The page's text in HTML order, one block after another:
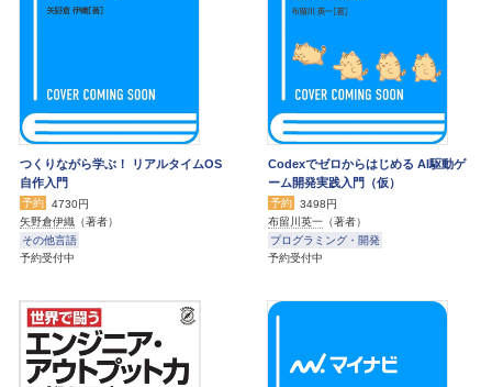
つくりながら学ぶ！ リアルタイムOS
自作入門
予約
4730円
矢野倉伊織 （著者）
その他言語
予約受付中
Codexでゼロからはじめる AI駆動ゲ
ーム開発実践入門（仮）
予約
3498円
布留川英一 （著者）
プログラミング・開発
予約受付中